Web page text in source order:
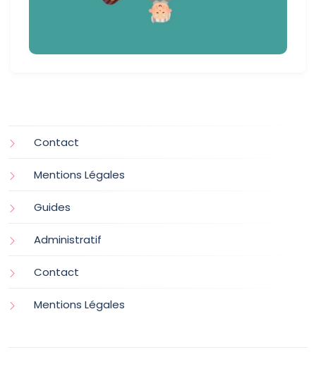
Contact
Mentions Légales
Guides
Administratif
Contact
Mentions Légales